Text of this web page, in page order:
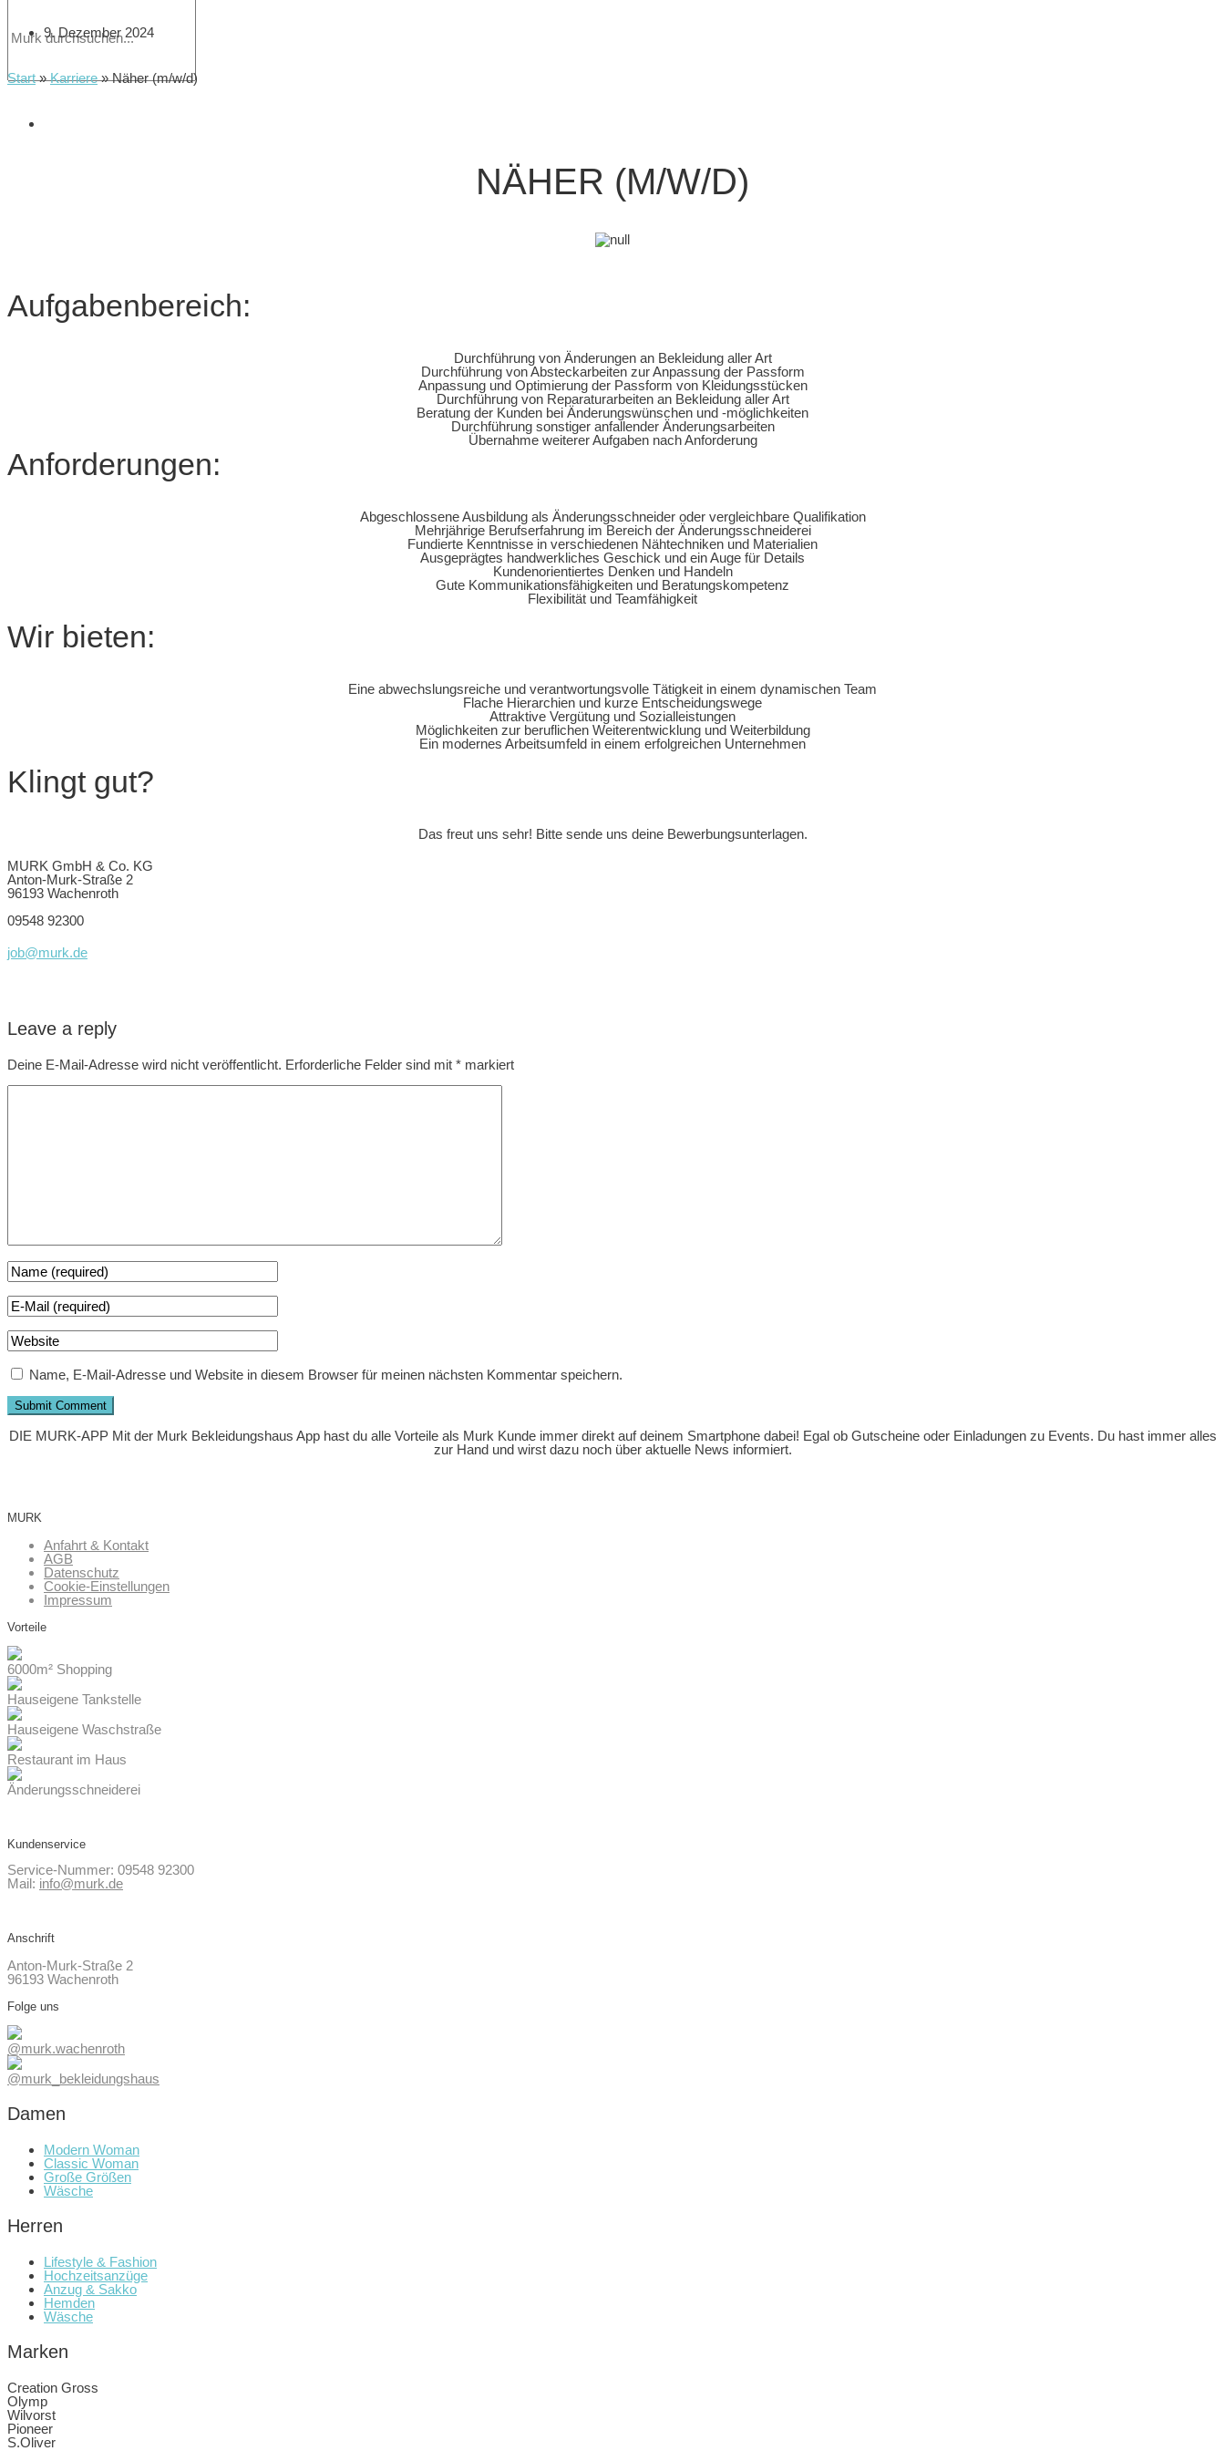
9. Dezember 2024
Start»Karriere»Näher (m/w/d)
NÄHER (M/W/D)
Aufgabenbereich:
Durchführung von Änderungen an Bekleidung aller Art
Durchführung von Absteckarbeiten zur Anpassung der Passform
Anpassung und Optimierung der Passform von Kleidungsstücken
Durchführung von Reparaturarbeiten an Bekleidung aller Art
Beratung der Kunden bei Änderungswünschen und -möglichkeiten
Durchführung sonstiger anfallender Änderungsarbeiten
Übernahme weiterer Aufgaben nach Anforderung
Anforderungen:
Abgeschlossene Ausbildung als Änderungsschneider oder vergleichbare Qualifikation
Mehrjährige Berufserfahrung im Bereich der Änderungsschneiderei
Fundierte Kenntnisse in verschiedenen Nähtechniken und Materialien
Ausgeprägtes handwerkliches Geschick und ein Auge für Details
Kundenorientiertes Denken und Handeln
Gute Kommunikationsfähigkeiten und Beratungskompetenz
Flexibilität und Teamfähigkeit
Wir bieten:
Eine abwechslungsreiche und verantwortungsvolle Tätigkeit in einem dynamischen Team
Flache Hierarchien und kurze Entscheidungswege
Attraktive Vergütung und Sozialleistungen
Möglichkeiten zur beruflichen Weiterentwicklung und Weiterbildung
Ein modernes Arbeitsumfeld in einem erfolgreichen Unternehmen
Klingt gut?
Das freut uns sehr! Bitte sende uns deine Bewerbungsunterlagen.
MURK GmbH & Co. KG
Anton-Murk-Straße 2
96193 Wachenroth
09548 92300
job@murk.de
Leave a reply
Deine E-Mail-Adresse wird nicht veröffentlicht. Erforderliche Felder sind mit * markiert
Name, E-Mail-Adresse und Website in diesem Browser für meinen nächsten Kommentar speichern.
DIE MURK-APP Mit der Murk Bekleidungshaus App hast du alle Vorteile als Murk Kunde immer direkt auf deinem Smartphone dabei! Egal ob Gutscheine oder Einladungen zu Events. Du hast immer alles
zur Hand und wirst dazu noch über aktuelle News informiert.
MURK
Anfahrt & Kontakt
AGB
Datenschutz
Cookie-Einstellungen
Impressum
Vorteile
6000m² Shopping
Hauseigene Tankstelle
Hauseigene Waschstraße
Restaurant im Haus
Änderungsschneiderei
Kundenservice
Service-Nummer: 09548 92300
Mail: info@murk.de
Anschrift
Anton-Murk-Straße 2
96193 Wachenroth
Folge uns
@murk.wachenroth
@murk_bekleidungshaus
Damen
Modern Woman
Classic Woman
Große Größen
Wäsche
Herren
Lifestyle & Fashion
Hochzeitsanzüge
Anzug & Sakko
Hemden
Wäsche
Marken
Creation Gross
Olymp
Wilvorst
Pioneer
S.Oliver